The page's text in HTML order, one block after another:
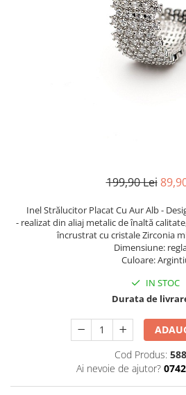
199,90 Lei
Inel Strălucitor Placat Cu Aur Alb -
- realizat din aliaj metalic de înaltă
încrustrat cu cristale Zirconia
Dimensiune:
Culoare:
IN STOC
Durata de
Cod Produs: 588
Ai nevoie de ajutor?